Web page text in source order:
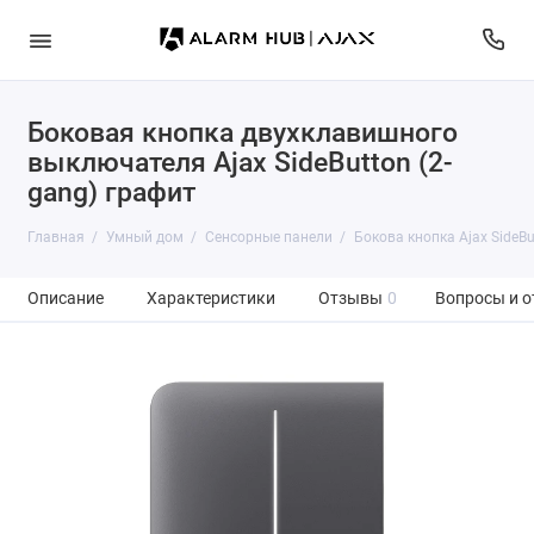
Боковая кнопка двухклавишного
выключателя Ajax SideButton (2-
gang) графит
Главная Умный дом Сенсорные панели Бокова кнопка Ajax
Описание Характеристики Отзывы 0 Вопросы и